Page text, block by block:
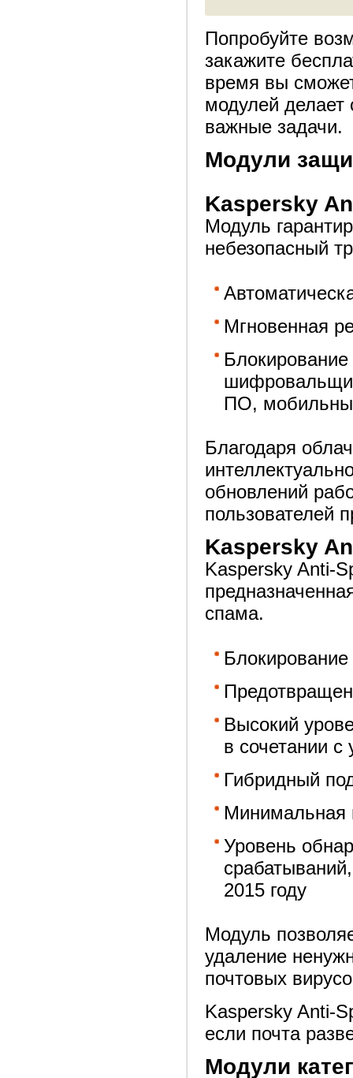
Попробуйте
закажите
время вы
модулей делает
важные задачи.
Модули
Kaspersky
Модуль
небезопасный
Мгновенная
ПО,
Благодаря
обновлений
пользователей
Kaspersky
Kaspersky Anti-
спама.
Высокий
в сочетании с
Гибридный
Минимальная
Уровень
2015 году
Модуль
удаление
почтовых
Kaspersky Anti-
если почта
Модули